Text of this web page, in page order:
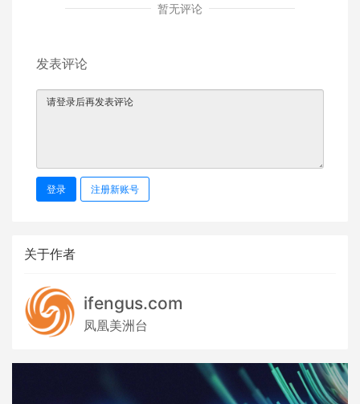
暂无评论
发表评论
登录 注册新账号
关于作者
ifengus.com
凤凰美洲台